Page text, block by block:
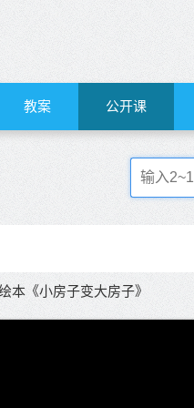
教案 公开课
本《小房子变大房子》